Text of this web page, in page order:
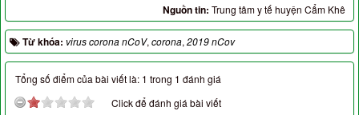
Nguồn tin: Trung tâm y tế huyện Cẩm Khê
Từ khóa: virus corona nCoV, corona, 2019 nCov
Tổng số điểm của bài viết là: 1 trong 1 đánh giá
Click để đánh giá bài viết